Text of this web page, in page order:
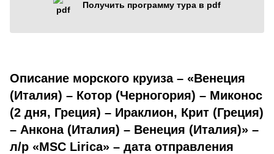
Получить программу тура в pdf
Описание морского круиза – «Венеция
(Италия) – Котор (Черногория) – Миконос
(2 дня, Греция) – Ираклион, Крит (Греция)
– Анкона (Италия) – Венеция (Италия)» –
л/р «MSC Lirica» – дата отправления